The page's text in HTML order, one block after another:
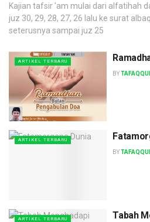
Kajian tafsir 'am mulai dari alfatihah
juz 30, 29, 28, 27, 26 lalu ke surat
seterusnya sampai juz 25
ARTIKEL TERBARU
BY
ARTIKEL TERBARU
BY
ARTIKEL TERBARU Tabah